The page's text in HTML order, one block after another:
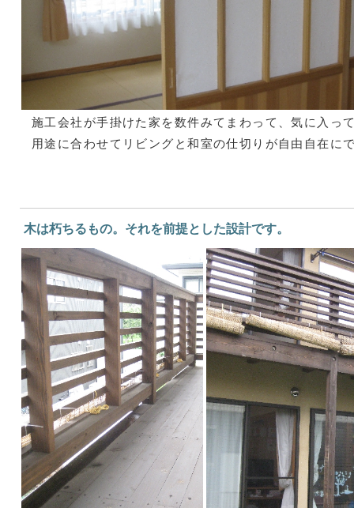
施工会社が手掛けた家を数件みてまわって、気に入っ
用途に合わせてリビングと和室の仕切りが自由自在に
木は朽ちるもの。それを前提とした設計です。